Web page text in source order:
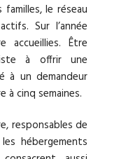
le réseau
Sur l’année
Être
à offrir une
à un demandeur
à cinq semaines.
responsables de
hébergements